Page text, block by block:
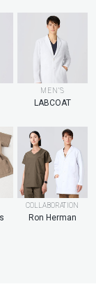
MEN’S
LABCOAT
COLLABORATION
Ron Herman